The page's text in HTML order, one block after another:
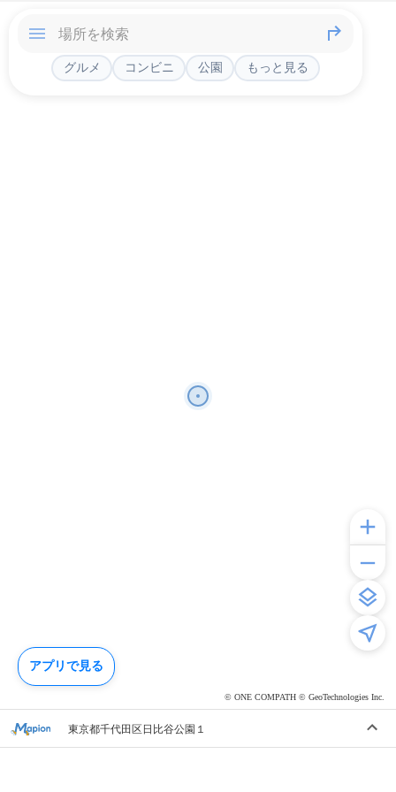
© ONE COMPATH © GeoTechnologies Inc.
グルメ コンビニ 公園 もっと見る
東京都千代田区日比谷公園１
アプリで見る